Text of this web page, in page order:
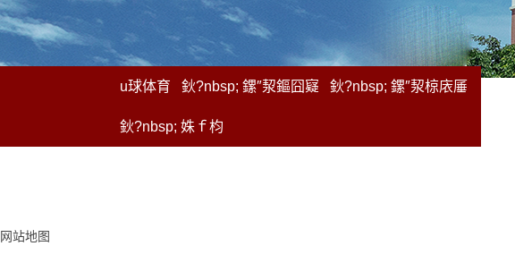
u球体育 鈥?nbsp;鏍″洯鏂囧寲 鈥?nbsp;鏍″洯椋庡厜
鈥?nbsp; 姝ｆ枃
网站地图